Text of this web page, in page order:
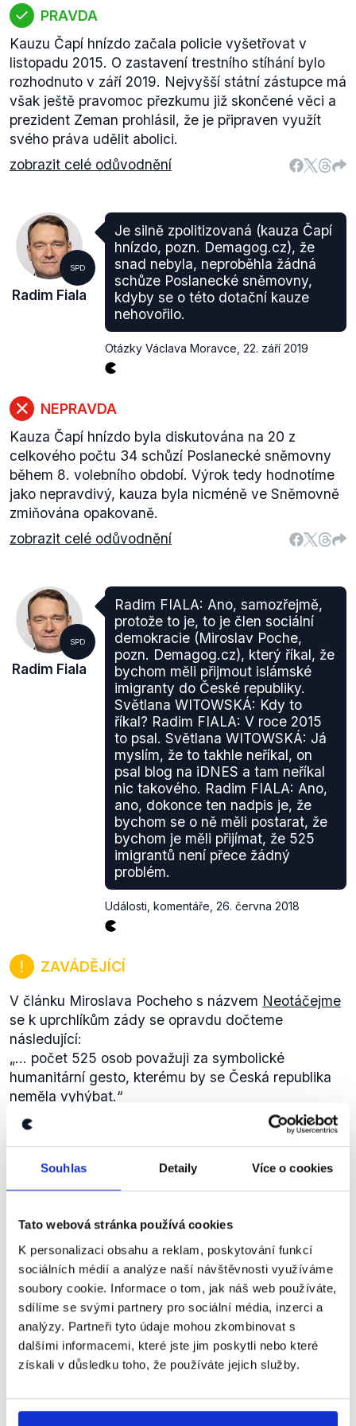
Souhlas Detaily Více o cookies
Tato webová stránka používá cookies
K personalizaci obsahu a reklam, poskytování funkcí
sociálních médií a analýze naší návštěvnosti využíváme
soubory cookie. Informace o tom, jak náš web používáte,
sdílíme se svými partnery pro sociální média, inzerci a
analýzy. Partneři tyto údaje mohou zkombinovat s
dalšími informacemi, které jste jim poskytli nebo které
získali v důsledku toho, že používáte jejich služby.
PRAVDA
Kauzu Čapí hnízdo začala policie vyšetřovat v
listopadu 2015. O zastavení trestního stíhání bylo
rozhodnuto v září 2019. Nejvyšší státní zástupce má
však ještě pravomoc přezkumu již skončené věci a
prezident Zeman prohlásil, že je připraven využít
svého práva udělit abolici.
zobrazit celé odůvodnění
SPD
Radim Fiala
Je silně zpolitizovaná (kauza Čapí
hnízdo, pozn. Demagog.cz), že
snad nebyla, neproběhla žádná
schůze Poslanecké sněmovny,
kdyby se o této dotační kauze
nehovořilo.
Otázky Václava Moravce 22. září 2019
NEPRAVDA
Kauza Čapí hnízdo byla diskutována na 20 z
celkového počtu 34 schůzí Poslanecké sněmovny
během 8. volebního období. Výrok tedy hodnotíme
jako nepravdivý, kauza byla nicméně ve Sněmovně
zmiňována opakovaně.
zobrazit celé odůvodnění
SPD
Radim Fiala
Radim FIALA: Ano, samozřejmě,
protože to je, to je člen sociální
demokracie (Miroslav Poche,
pozn. Demagog.cz), který říkal, že
bychom měli přijmout islámské
imigranty do České republiky.
Světlana WITOWSKÁ: Kdy to
říkal? Radim FIALA: V roce 2015
to psal. Světlana WITOWSKÁ: Já
myslím, že to takhle neříkal, on
psal blog na iDNES a tam neříkal
nic takového. Radim FIALA: Ano,
ano, dokonce ten nadpis je, že
bychom se o ně měli postarat, že
bychom je měli přijímat, že 525
imigrantů není přece žádný
problém.
Události, komentáře 26. června 2018
ZAVÁDĚJÍCÍ
V článku Miroslava Pocheho s názvem Neotáčejme
se k uprchlíkům zády se opravdu dočteme
následující:
„… počet 525 osob považuji za symbolické
humanitární gesto, kterému by se Česká republika
neměla vyhýbat.“
Dále:
Evropská unie je založena na principu solidarity a
kromě čerpání výhod být schopni pomoci i těm
zemím EU na jihu Evropy, které nápor uprchlíků musí
imigranty v České republice přijmout a poskytnout
jim prostor pro nový život.“
Radim Fiala se ve svém výroku zmiňuje o přijímání
„islámských imigrantů“, což není nikde v Pocheho
článku explicitně napsáno. Nicméně kvóty navržené
na základěDoporučeníKomise z 8. června 2015 se
měly týkat 20 tisíc blíže neurčených osob z
uprchlických táborů ze zemí mimo EU. Zejména se
uprchlickou krizí a o zajištění bezpečného přechodu
SPD
Ne, ne, ne, já musím zareagovat